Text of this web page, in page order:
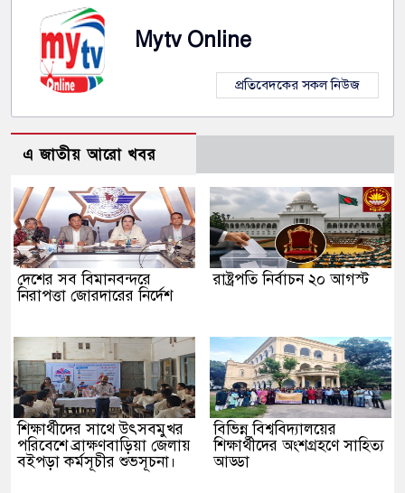
Mytv Online
প্রতিবেদকের সকল নিউজ
এ জাতীয় আরো খবর
দেশের সব বিমানবন্দরে
নিরাপত্তা জোরদারের নির্দেশ
রাষ্ট্রপতি নির্বাচন ২০ আগস্ট
শিক্ষার্থীদের সাথে উৎসবমুখর
পরিবেশে ব্রাক্ষণবাড়িয়া জেলায়
বইপড়া কর্মসূচীর শুভসূচনা।
বিভিন্ন বিশ্ববিদ্যালয়ের
শিক্ষার্থীদের অংশগ্রহণে সাহিত্য
আড্ডা